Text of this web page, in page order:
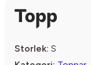
Topp
Storlek: S